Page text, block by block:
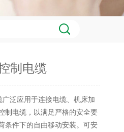
制电缆
泛应用于连接电缆、机床加
制电缆，以满足严格的安全要
条件下的自由移动安装。可安